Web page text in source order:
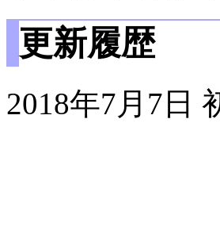
更新履歴
2018年7月7日